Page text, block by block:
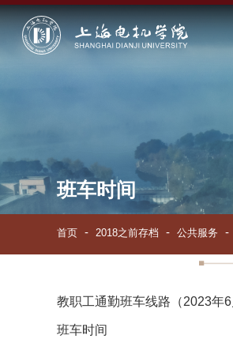
班车时间
首页 2018之前存档 公共服务
教职工通勤班车线路（2023年6
班车时间